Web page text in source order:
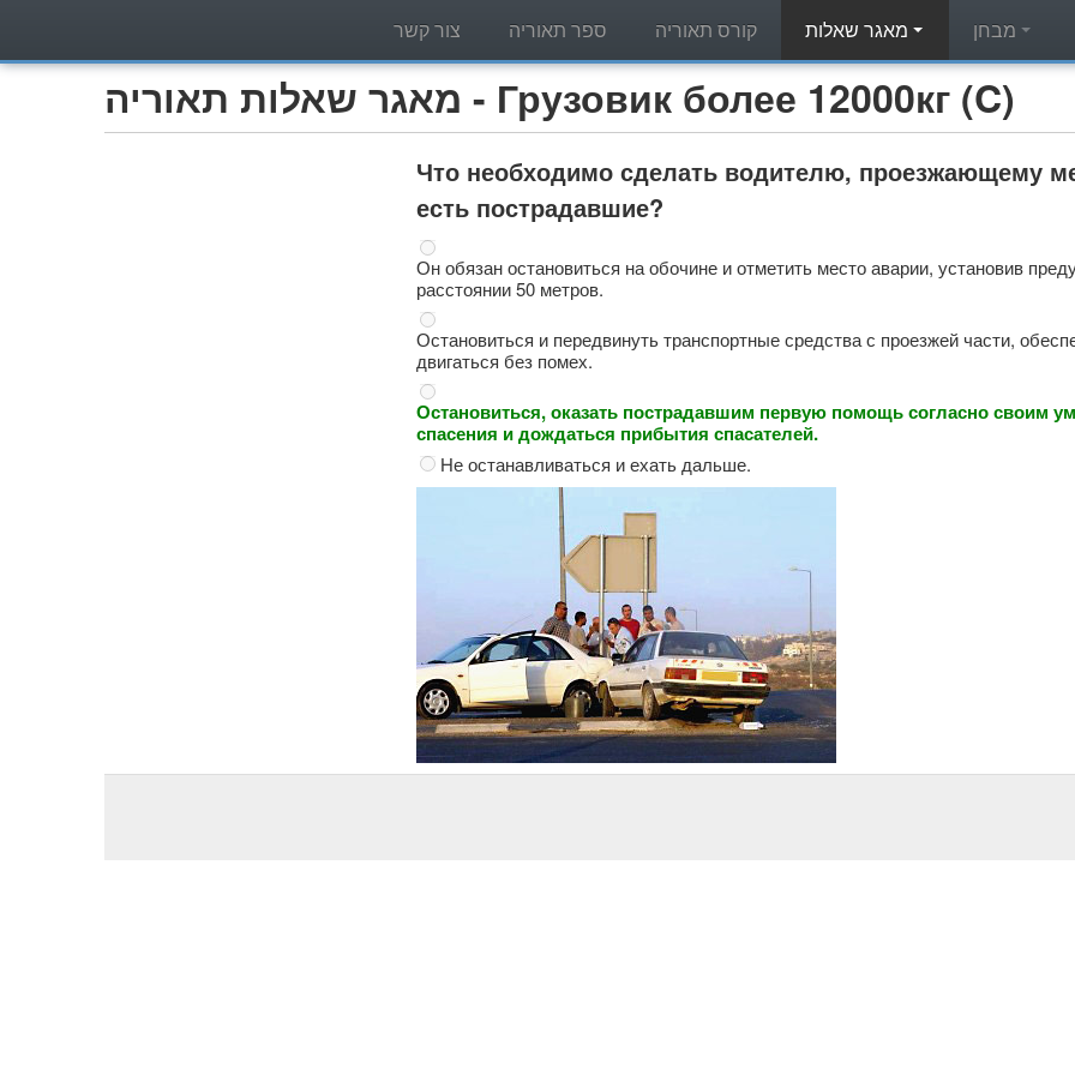
קורס תאוריה ספר תאוריה צור קשר
מאגר שאלות תאוריה - Грузовик более 12000кг (C)
Что необходимо сделать водителю, проезжающему
есть пострадавшие?
Он обязан остановиться на обочине и отметить место аварии, установив
расстоянии 50 метров.
Остановиться и передвинуть транспортные средства с проезжей части,
двигаться без помех.
Остановиться, оказать пострадавшим первую помощь согласно своим
спасения и дождаться прибытия спасателей.
Не останавливаться и ехать дальше.